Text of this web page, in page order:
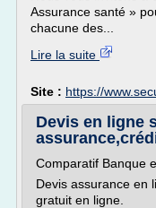
Assurance santé »
chacune des...
Lire la suite
Site : https://
Devis en ligne
Comparatif Banque
Devis assurance en
gratuit en ligne.